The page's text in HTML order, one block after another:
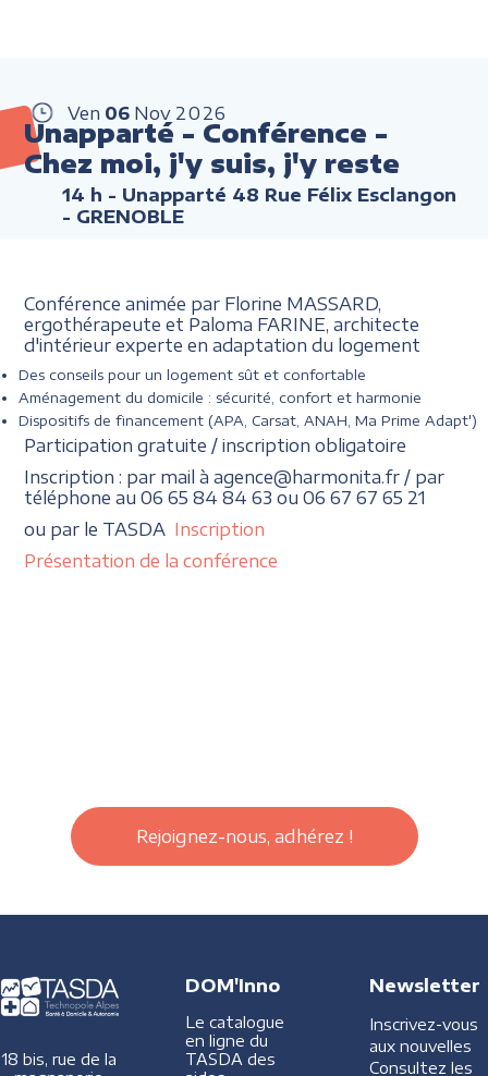
Ven 06 Nov 2026
Unapparté - Conférence -
Chez moi, j'y suis, j'y reste
14 h - Unapparté 48 Rue Félix Esclangon
- GRENOBLE
Conférence animée par Florine MASSARD,
ergothérapeute et Paloma FARINE, architecte
d'intérieur experte en adaptation du logement
Des conseils pour un logement sût et confortable
Aménagement du domicile : sécurité, confort et harmonie
Dispositifs de financement (APA, Carsat, ANAH, Ma Prime Adapt')
Participation gratuite / inscription obligatoire
Inscription : par mail à agence@harmonita.fr / par
téléphone au 06 65 84 84 63 ou 06 67 67 65 21
ou par le TASDA Inscription
Présentation de la conférence
Rejoignez-nous, adhérez !
18 bis, rue de la
DOM'Inno
Le catalogue
en ligne du
TASDA des
Newsletter
Inscrivez-vous
aux nouvelles
Consultez les